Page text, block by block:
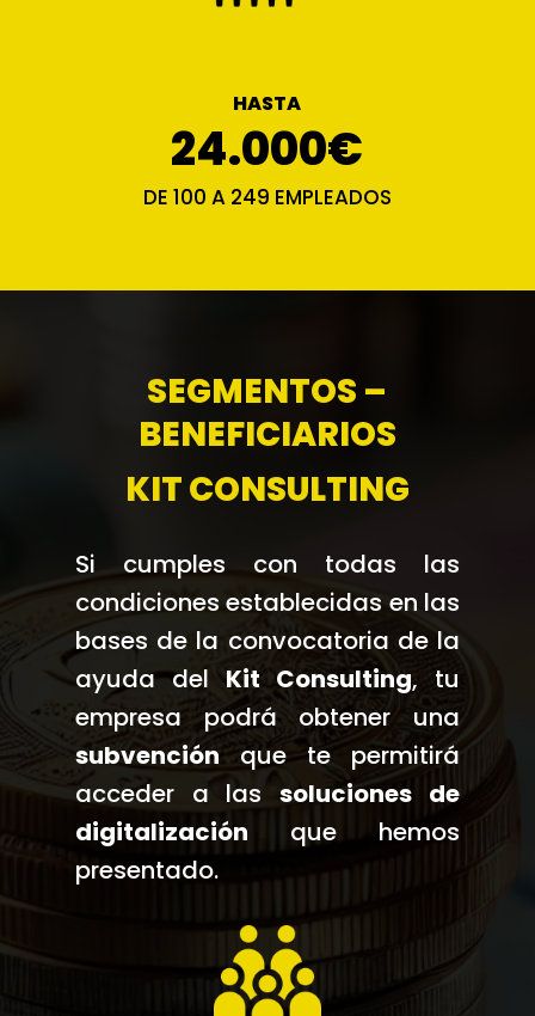
HASTA
24.000€
DE 100 A 249 EMPLEADOS
SEGMENTOS –
BENEFICIARIOS
KIT CONSULTING
Si cumples con todas las
condiciones establecidas en las
bases de la convocatoria de la
ayuda delKit Consulting, tu
empresa podrá obtener una
subvenciónque te permitirá
acceder a lassoluciones de
digitalización que hemos
presentado.